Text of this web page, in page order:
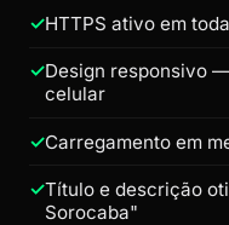
HTTPS ativo em
Design responsivo
celular
Carregamento em
Título e descrição
Sorocaba"